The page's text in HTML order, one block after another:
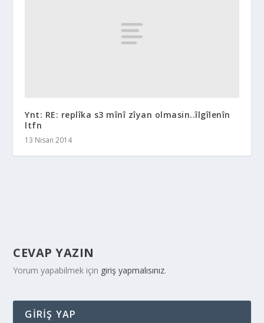
Ynt: RE: replîka s3 mînî zîyan olmasin..îlgîlenîn
ltfn
13 Nisan 2014
CEVAP YAZIN
Yorum yapabilmek için giriş yapmalısınız.
GIRIŞ YAP